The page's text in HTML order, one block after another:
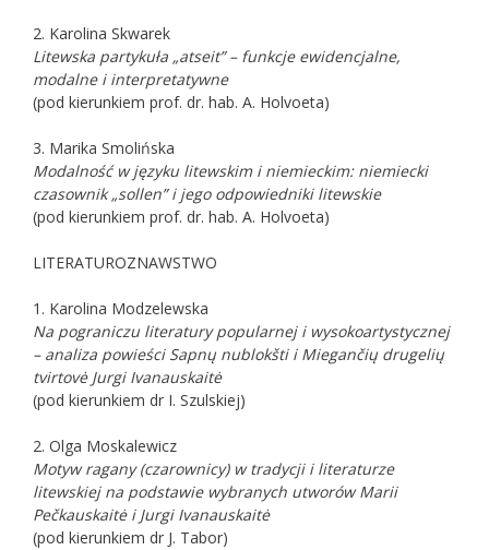
2. Karolina Skwarek
Litewska partykuła „atseit” – funkcje ewidencjalne,
modalne i interpretatywne
(pod kierunkiem prof. dr. hab. A. Holvoeta)
3. Marika Smolińska
Modalność w języku litewskim i niemieckim: niemiecki
czasownik „sollen” i jego odpowiedniki litewskie
(pod kierunkiem prof. dr. hab. A. Holvoeta)
LITERATUROZNAWSTWO
1. Karolina Modzelewska
Na pograniczu literatury popularnej i wysokoartystycznej
– analiza powieści Sapnų nublokšti i Miegančių drugelių
tvirtovė Jurgi Ivanauskaitė
(pod kierunkiem dr I. Szulskiej)
2. Olga Moskalewicz
Motyw ragany (czarownicy) w tradycji i literaturze
litewskiej na podstawie wybranych utworów Marii
Pečkauskaitė i Jurgi Ivanauskaitė
(pod kierunkiem dr J. Tabor)